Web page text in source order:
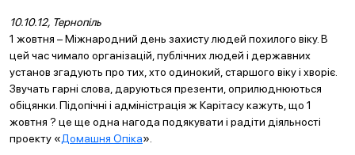
10.10.12, Тернопіль
1 жовтня – Міжнародний день захисту людей похилого віку. В
цей час чимало організацій, публічних людей і державних
установ згадують про тих, хто одинокий, старшого віку і хворіє.
Звучать гарні слова, даруються презенти, оприлюднюються
обіцянки. Підопічні і адміністрація ж Карітасу кажуть, що 1
жовтня ? це ще одна нагода подякувати і радіти діяльності
проекту «Домашня Опіка».